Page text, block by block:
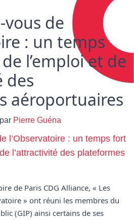
vous de
: un temps
l’emploi et de
des
aéroportuaires
par Pierre Guéna
de Paris CDG Alliance, « Les
» ont réuni les membres du
(GIP) ainsi certains de ses